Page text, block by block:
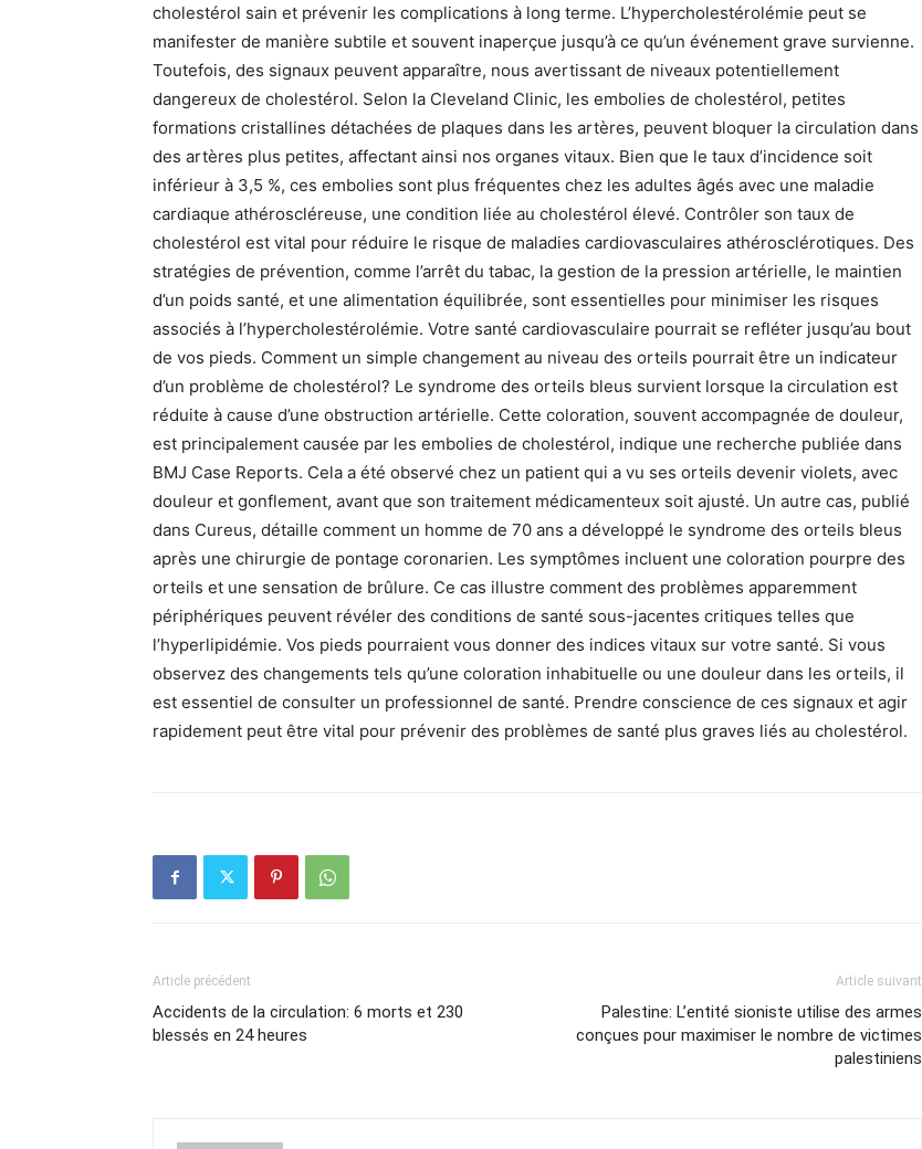
cholestérol sain et prévenir les complications à long terme. L’hypercholestérolémie peut se
manifester de manière subtile et souvent inaperçue jusqu’à ce qu’un événement grave survienne.
Toutefois, des signaux peuvent apparaître, nous avertissant de niveaux potentiellement
dangereux de cholestérol. Selon la Cleveland Clinic, les embolies de cholestérol, petites
formations cristallines détachées de plaques dans les artères, peuvent bloquer la circulation dans
des artères plus petites, affectant ainsi nos organes vitaux. Bien que le taux d’incidence soit
inférieur à 3,5 %, ces embolies sont plus fréquentes chez les adultes âgés avec une maladie
cardiaque athéroscléreuse, une condition liée au cholestérol élevé. Contrôler son taux de
cholestérol est vital pour réduire le risque de maladies cardiovasculaires athérosclérotiques. Des
stratégies de prévention, comme l’arrêt du tabac, la gestion de la pression artérielle, le maintien
d’un poids santé, et une alimentation équilibrée, sont essentielles pour minimiser les risques
associés à l’hypercholestérolémie. Votre santé cardiovasculaire pourrait se refléter jusqu’au bout
de vos pieds. Comment un simple changement au niveau des orteils pourrait être un indicateur
d’un problème de cholestérol? Le syndrome des orteils bleus survient lorsque la circulation est
réduite à cause d’une obstruction artérielle. Cette coloration, souvent accompagnée de douleur,
est principalement causée par les embolies de cholestérol, indique une recherche publiée dans
BMJ Case Reports. Cela a été observé chez un patient qui a vu ses orteils devenir violets, avec
douleur et gonflement, avant que son traitement médicamenteux soit ajusté. Un autre cas, publié
dans Cureus, détaille comment un homme de 70 ans a développé le syndrome des orteils bleus
après une chirurgie de pontage coronarien. Les symptômes incluent une coloration pourpre des
orteils et une sensation de brûlure. Ce cas illustre comment des problèmes apparemment
périphériques peuvent révéler des conditions de santé sous-jacentes critiques telles que
l’hyperlipidémie. Vos pieds pourraient vous donner des indices vitaux sur votre santé. Si vous
observez des changements tels qu’une coloration inhabituelle ou une douleur dans les orteils, il
est essentiel de consulter un professionnel de santé. Prendre conscience de ces signaux et agir
rapidement peut être vital pour prévenir des problèmes de santé plus graves liés au cholestérol.
Article précédent
Accidents de la circulation: 6 morts et 230
blessés en 24 heures
Article suivant
Palestine: L’entité sioniste utilise des armes
conçues pour maximiser le nombre de victimes
palestiniens